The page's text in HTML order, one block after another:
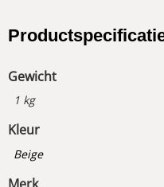
Gewicht
1 kg
Kleur
Beige